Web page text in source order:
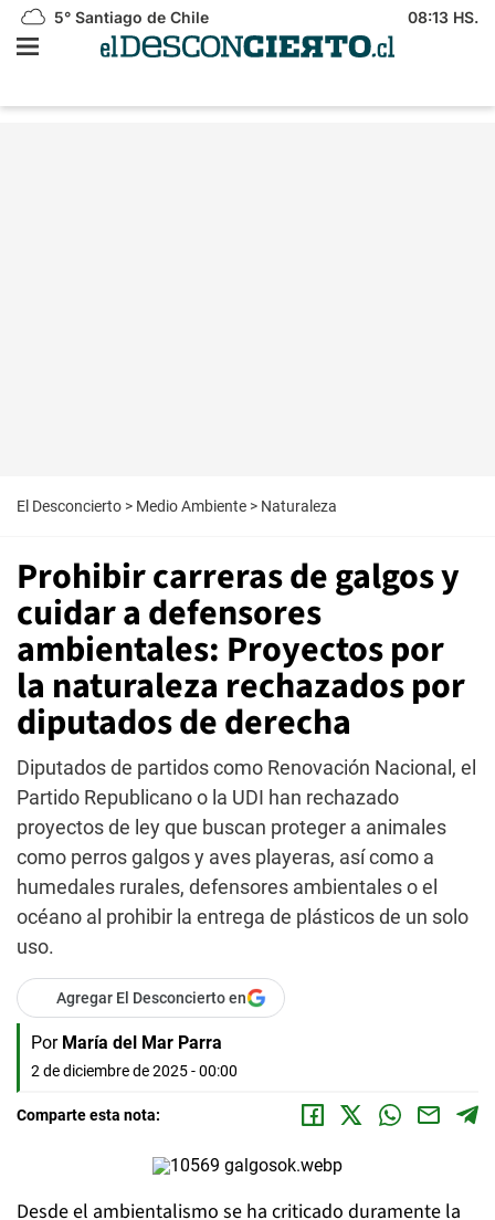
5° Santiago de Chile 08:13 HS.
El Desconcierto > Medio Ambiente > Naturaleza
Prohibir carreras de galgos y
cuidar a defensores
ambientales: Proyectos por
la naturaleza rechazados por
diputados de derecha
Diputados de partidos como Renovación Nacional, el
Partido Republicano o la UDI han rechazado
proyectos de ley que buscan proteger a animales
como perros galgos y aves playeras, así como a
humedales rurales, defensores ambientales o el
océano al prohibir la entrega de plásticos de un solo
uso.
Agregar El Desconcierto en
Por María del Mar Parra
2 de diciembre de 2025 - 00:00
Comparte esta nota:
Desde el ambientalismo se ha criticado duramente la